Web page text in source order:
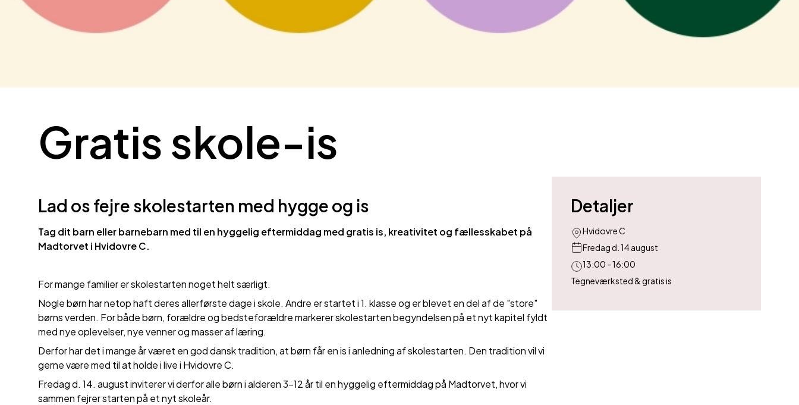
Gratis skole-is
Lad os fejre skolestarten med hygge og is
Tag dit barn eller barnebarn med til en hyggelig eftermiddag med gratis is, kreativitet og fællesskabet på
Madtorvet i Hvidovre C.
For mange familier er skolestarten noget helt særligt.
Nogle børn har netop haft deres allerførste dage i skole. Andre er startet i 1. klasse og er blevet en del af de "store"
børns verden. For både børn, forældre og bedsteforældre markerer skolestarten begyndelsen på et nyt kapitel fyldt
med nye oplevelser, nye venner og masser af læring.
Derfor har det i mange år været en god dansk tradition, at børn får en is i anledning af skolestarten. Den tradition vil vi
gerne være med til at holde i live i Hvidovre C.
Fredag d. 14. august inviterer vi derfor alle børn i alderen 3–12 år til en hyggelig eftermiddag på Madtorvet, hvor vi
sammen fejrer starten på et nyt skoleår.
Detaljer
Hvidovre C
Fredag d. 14 august
13:00 - 16:00
Tegneværksted & gratis is